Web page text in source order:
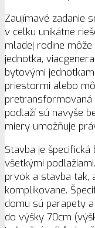
Zaujímavé zadanie
v celku unikátne
mladej rodine
jednotka,
bytovými
priestormi alebo
pretransformovaná
podlaží sú navyše
miery umožňuje
Stavba je
všetkými
prvok a stavba tak,
komplikovane.
domu sú parapety
do výšky 70cm